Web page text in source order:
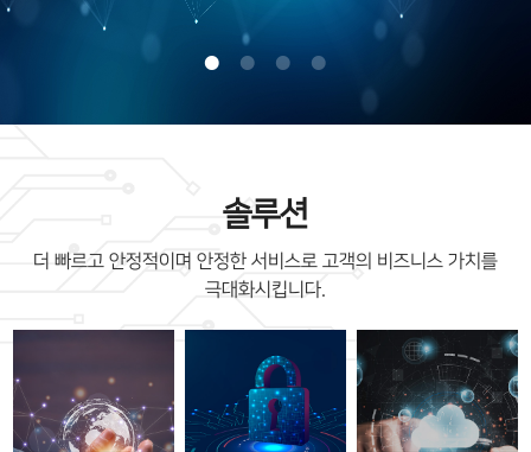
솔루션
더 빠르고 안정적이며 안정한 서비스로 고객의 비즈니스 가치를
극대화시킵니다.